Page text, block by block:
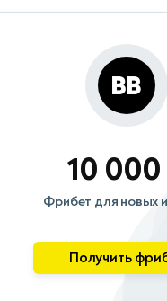
10
Фрибет для новых
Получить